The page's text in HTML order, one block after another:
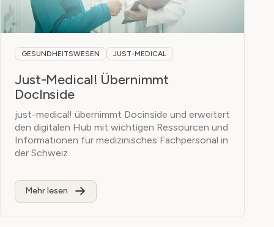
GESUNDHEITSWESEN JUST-MEDICAL
Just-Medical! Übernimmt
DocInside
just-medical! übernimmt Docinside und erweitert
den digitalen Hub mit wichtigen Ressourcen und
Informationen für medizinisches Fachpersonal in
der Schweiz.
Mehr lesen